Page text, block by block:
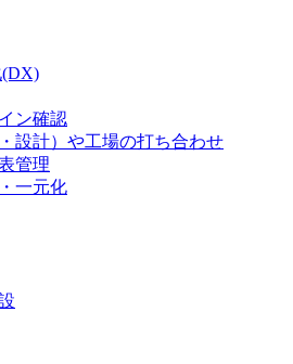
ン確認
設計）や工場の打ち合わせ
管理
一元化